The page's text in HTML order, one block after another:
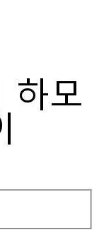
하모